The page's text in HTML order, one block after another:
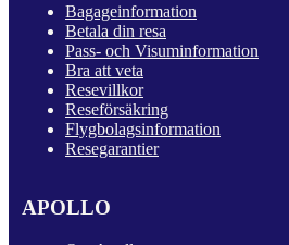
Bagageinformation
Betala din resa
Pass- och Visuminformation
Bra att veta
Resevillkor
Reseförsäkring
Flygbolagsinformation
Resegarantier
APOLLO